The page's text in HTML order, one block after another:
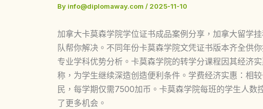
By info@diplomaway.com / 2025-11-10
加拿大卡莫森学院学位证书成品案例分享，加拿大留学
队帮你解决。不同年份卡莫森学院文凭证书版本齐全供
专业学科优势分析。卡莫森学院的转学分课程因其经济
称，为学生继续深造创造便利条件。学费经济实惠：相
民，每学期仅需7500加币。卡莫森学院每班的学生人
了更多机会。